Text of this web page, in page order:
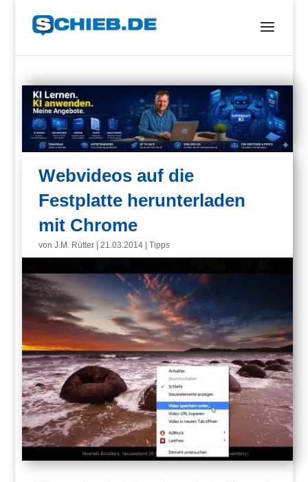
Webvideos auf die
Festplatte herunterladen
mit Chrome
vonJ.M. Rütter |21.03.2014 |Tipps